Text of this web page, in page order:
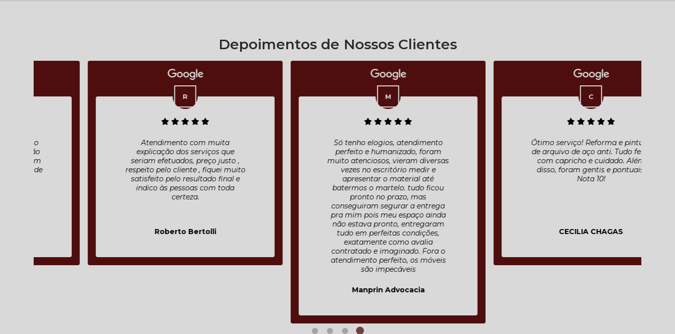
Depoimentos de Nossos Clientes
Atendimento com muita
explicação dos serviços que
seriam efetuados, preço justo ,
respeito pelo cliente , fiquei muito
satisfeito pelo resultado final e
indico às pessoas com toda
Roberto Bertolli
Só tenho elogios, atendimento
perfeito e humanizado, foram
muito atenciosos, vieram diversas
vezes no escritório medir e
apresentar o material até
batermos o martelo. tudo ficou
pronto no prazo, mas
conseguiram segurar a entrega
pra mim pois meu espaço ainda
não estava pronto, entregaram
tudo em perfeitas condições,
exatamente como avalia
contratado e imaginado. Fora o
atendimento perfeito, os móveis
são impecáveis
Manprin Advocacia
Ótimo serviço! Reforma e pintura
de arquivo de aço anti. Tudo feito
com capricho e cuidado. Além
disso, foram gentis e pontuais.
CECILIA CHAGAS